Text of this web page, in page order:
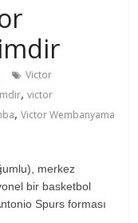
Victor
,victor
,Victor Wembanyama
merkez
bir basketbol
Spurs forması